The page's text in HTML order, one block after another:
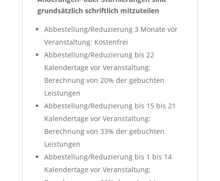
grundsätzlich schriftlich mitzuteilen
Abbestellung/Reduzierung 3 Monate vor
Veranstaltung: Kostenfrei
Abbestellung/Reduzierung bis 22
Kalendertage vor Veranstaltung:
Berechnung von 20% der gebuchten
Leistungen
Abbestellung/Reduzierung bis 15 bis 21
Kalendertage vor Veranstaltung:
Berechnung von 33% der gebuchten
Leistungen
Abbestellung/Reduzierung bis 1 bis 14
Kalendertage vor Veranstaltung: